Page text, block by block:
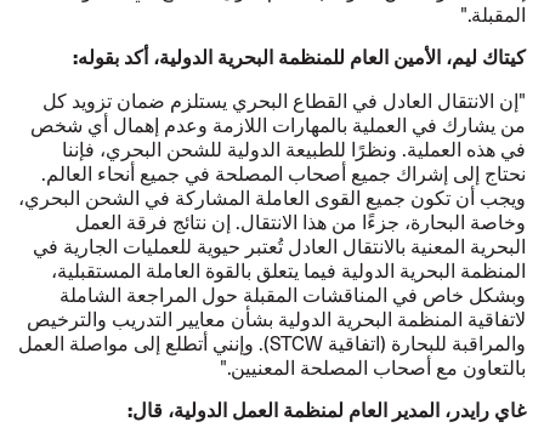
المقبلة."
كيتاك ليم، الأمين العام للمنظمة البحرية الدولية، أكد بقوله:
"إن الانتقال العادل في القطاع البحري يستلزم ضمان تزويد كل
من يشارك في العملية بالمهارات اللازمة وعدم إهمال أي شخص
في هذه العملية. ونظرًا للطبيعة الدولية للشحن البحري، فإننا
نحتاج إلى إشراك جميع أصحاب المصلحة في جميع أنحاء العالم.
ويجب أن تكون جميع القوى العاملة المشاركة في الشحن البحري،
وخاصة البحارة، جزءًا من هذا الانتقال. إن نتائج فرقة العمل
البحرية المعنية بالانتقال العادل تُعتبر حيوية للعمليات الجارية في
المنظمة البحرية الدولية فيما يتعلق بالقوة العاملة المستقبلية،
وبشكل خاص في المناقشات المقبلة حول المراجعة الشاملة
لاتفاقية المنظمة البحرية الدولية بشأن معايير التدريب والترخيص
والمراقبة للبحارة (اتفاقية STCW). وإنني أتطلع إلى مواصلة العمل
بالتعاون مع أصحاب المصلحة المعنيين."
غاي رايدر، المدير العام لمنظمة العمل الدولية، قال: